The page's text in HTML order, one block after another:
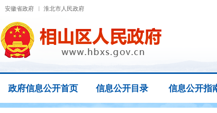
安徽省政府 淮北市人民政府
政府信息公开首页 信息公开目录 信息公开指